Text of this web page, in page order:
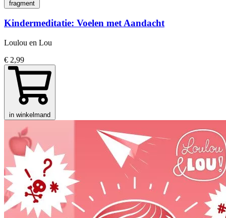
fragment
Kindermeditatie: Voelen met Aandacht
Loulou en Lou
€ 2,99
in winkelmand